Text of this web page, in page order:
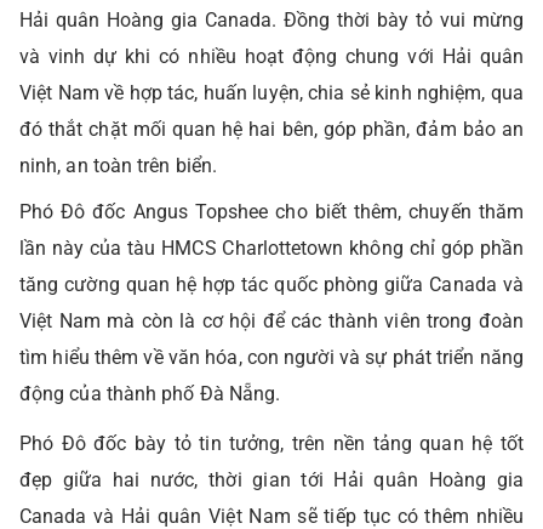
Hải quân Hoàng gia Canada. Đồng thời bày tỏ vui mừng
và vinh dự khi có nhiều hoạt động chung với Hải quân
Việt Nam về hợp tác, huấn luyện, chia sẻ kinh nghiệm, qua
đó thắt chặt mối quan hệ hai bên, góp phần, đảm bảo an
ninh, an toàn trên biển.
Phó Đô đốc Angus Topshee cho biết thêm, chuyến thăm
lần này của tàu HMCS Charlottetown không chỉ góp phần
tăng cường quan hệ hợp tác quốc phòng giữa Canada và
Việt Nam mà còn là cơ hội để các thành viên trong đoàn
tìm hiểu thêm về văn hóa, con người và sự phát triển năng
động của thành phố Đà Nẵng.
Phó Đô đốc bày tỏ tin tưởng, trên nền tảng quan hệ tốt
đẹp giữa hai nước, thời gian tới Hải quân Hoàng gia
Canada và Hải quân Việt Nam sẽ tiếp tục có thêm nhiều